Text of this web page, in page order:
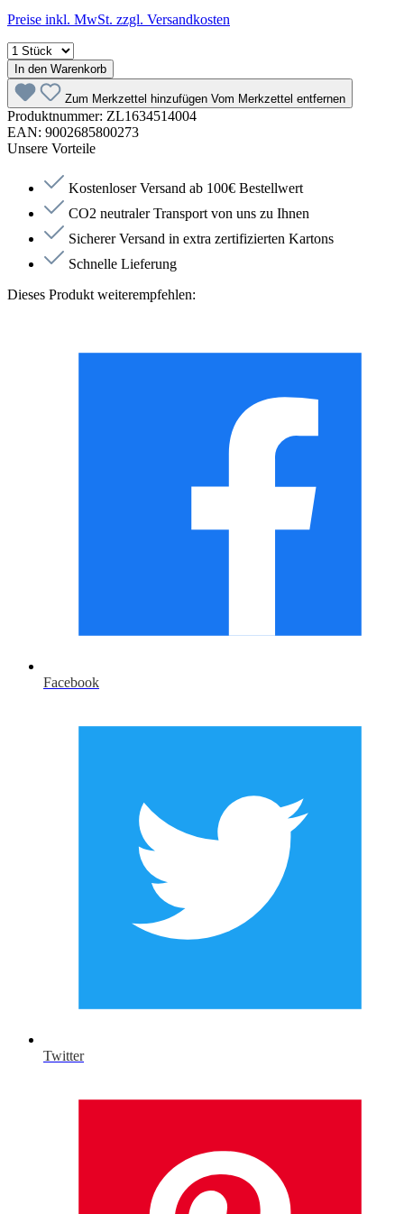
Preise inkl. MwSt. zzgl. Versandkosten
In den Warenkorb
Zum Merkzettel hinzufügen Vom Merkzettel entfernen
Produktnummer: ZL1634514004
EAN: 9002685800273
Unsere Vorteile
Kostenloser Versand ab 100€ Bestellwert
CO2 neutraler Transport von uns zu Ihnen
Sicherer Versand in extra zertifizierten Kartons
Schnelle Lieferung
Dieses Produkt weiterempfehlen:
Facebook
Twitter